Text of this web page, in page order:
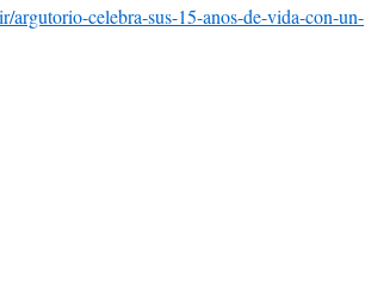
celebra-sus-15-anos-de-vida-con-un-